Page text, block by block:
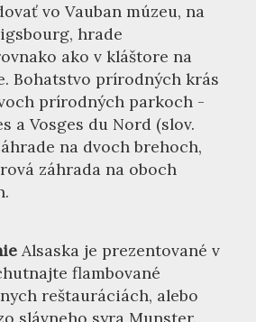
vo Vauban múzeu, na
hrade
ako v kláštore na
Bohatstvo prírodných krás
prírodných parkoch -
a Vosges du Nord (slov.
na dvoch brehoch,
záhrada na oboch
Alsaska je prezentované v
flambované
reštauráciách, alebo